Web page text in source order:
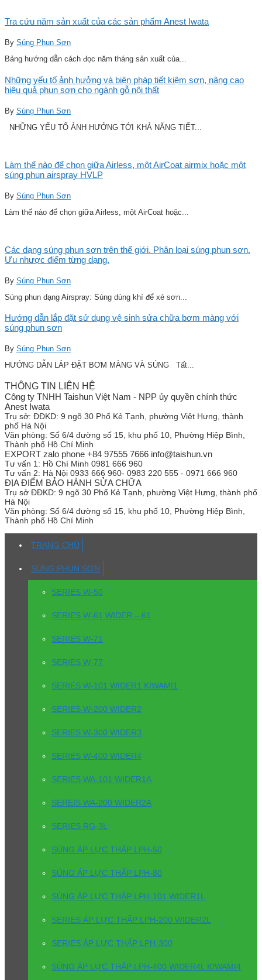
Tra cứu năm sản xuất của các sản phẩm Anest Iwata
By Súng Phun Sơn
Bảng hướng dẫn cách đọc năm tháng sản xuất của...
Những yếu tố ảnh hưởng và biện pháp tiết kiệm sơn, nâng cao
hiệu quả phun sơn cho ngành gỗ nội thất
By Súng Phun Sơn
NHỮNG YẾU TỐ ẢNH HƯỞNG TỚI KHẢ NĂNG TIẾT...
Làm thế nào để chọn giữa Airless, một AirCoat airmix hoặc một
súng phun airspray HVLP
By Súng Phun Sơn
Làm thế nào để chọn giữa Airless, một AirCoat hoặc...
Các dạng súng phun sơn trên thế giới. Phân loại súng phun sơn.
Ưu nhược điểm từng dạng.
By Súng Phun Sơn
Súng phun dạng Airspray: Súng dùng khí để xé sơn...
Hướng dẫn lắp đặt sử dụng vệ sinh sửa chữa bơm màng với
súng phun sơn
By Súng Phun Sơn
HƯỚNG DẪN LẮP ĐẶT BƠM MÀNG VÀ SÚNG Tất...
THÔNG TIN LIÊN HỆ
Công ty TNHH Taishun Việt Nam - NPP ủy quyền chính thức
Anest Iwata
Trụ sở: ĐĐKD: 9 ngõ 30 Phố Kẻ Tạnh, phường Việt Hưng, thành
phố Hà Nội
Văn phòng: Số 6/4 đường số 15, khu phố 10, Phường Hiệp Bình,
Thành phố Hồ Chí Minh
EXPORT zalo phone +84 97555 7666 info@taishun.vn
Tư vấn 1: Hồ Chí Minh 0981 666 960
Tư vấn 2: Hà Nội 0933 666 960- 0983 220 555 - 0971 666 960
ĐỊA ĐIỂM BẢO HÀNH SỬA CHỮA
Trụ sở ĐĐKD: 9 ngõ 30 Phố Kẻ Tạnh, phường Việt Hưng, thành phố
Hà Nội
Văn phòng: Số 6/4 đường số 15, khu phố 10, Phường Hiệp Bình,
Thành phố Hồ Chí Minh
TRANG CHỦ
SÚNG PHUN SƠN
SERIES W-50
SERIES W-61 WIDER – 61
SERIES W-71
SERIES W-77
SERIES W-101 WIDER1 KIWAMI1
SERIES W-200 WIDER2
SERIES W-300 WIDER3
SERIES W-400 WIDER4
SERIES WA-101 WIDER1A
SEREIS WA-200 WIDER2A
SERIES RG-3L
SÚNG ÁP LỰC THẤP LPH-50
SÚNG ÁP LỰC THẤP LPH-80
SÚNG ÁP LỰC THẤP LPH-101 WIDER1L
SERIES ÁP LỰC THẤP LPH-200 WIDER2L
SERIES ÁP LỰC THẤP LPH-300
SÚNG ÁP LỰC THẤP LPH-400 WIDER4L KIWAMI4